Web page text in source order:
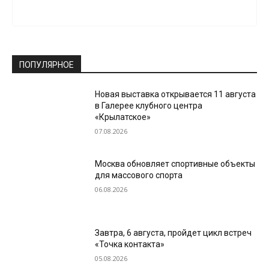
ПОПУЛЯРНОЕ
Новая выставка открывается 11 августа
в Галерее клубного центра
«Крылатское»
07.08.2026
Москва обновляет спортивные объекты
для массового спорта
06.08.2026
Завтра, 6 августа, пройдет цикл встреч
«Точка контакта»
05.08.2026